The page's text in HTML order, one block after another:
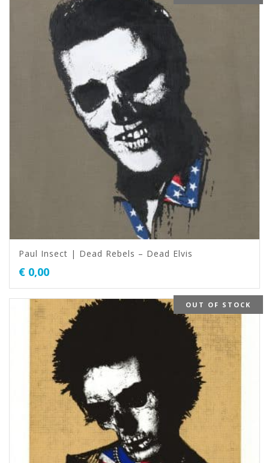
Paul Insect | Dead Rebels – Dead Elvis
€ 0,00
OUT OF STOCK